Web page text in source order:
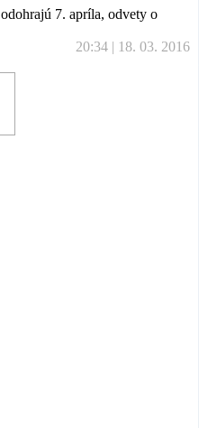
7. apríla, odvety o
20:34 | 18. 03. 2016